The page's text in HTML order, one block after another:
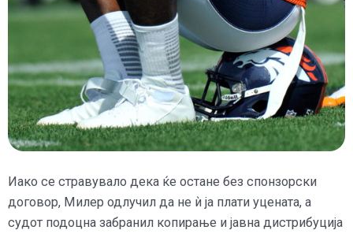
Иако се стравувало дека ќе остане без спонзорски
договор, Милер одлучил да не ѝ ја плати уцената, а
судот подоцна забранил копирање и јавна дистрибуција